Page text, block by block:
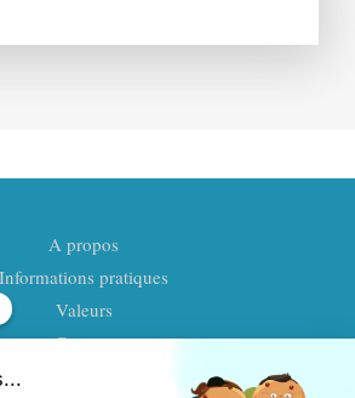
A propos
Informations pratiques
Valeurs
Contact
- Yogathérapie -Psychothérapie